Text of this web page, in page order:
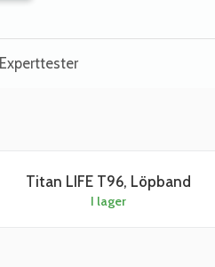
Experttester
Titan LIFE T96, Löpband
I lager